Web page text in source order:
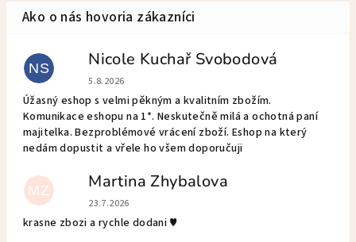
NS Nicole Kuchař Svobodová
Hodnotenie obchodu je 5 z 5 hviezdičiek.
5.8.2026
Úžasný eshop s velmi pěkným a kvalitním zbožím.
Komunikace eshopu na 1*. Neskutečně milá a ochotná paní
majitelka. Bezproblémové vrácení zboží. Eshop na který
nedám dopustit a vřele ho všem doporučuji
MZ Martina Zhybalova
Hodnotenie obchodu je 5 z 5 hviezdičiek.
23.7.2026
krasne zbozi a rychle dodani ♥️